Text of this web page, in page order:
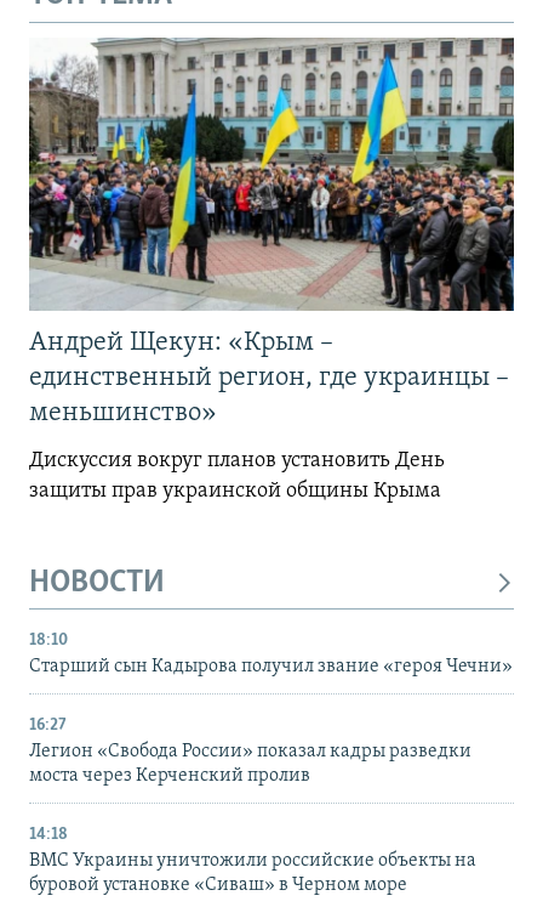
Андрей Щекун: «Крым –
единственный регион, где украинцы –
меньшинство»
Дискуссия вокруг планов установить День
защиты прав украинской общины Крыма
НОВОСТИ
18:10
Старший сын Кадырова получил звание «героя Чечни»
16:27
Легион «Свобода России» показал кадры разведки
моста через Керченский пролив
14:18
ВМС Украины уничтожили российские объекты на
буровой установке «Сиваш» в Черном море